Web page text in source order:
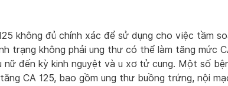
không đủ chính xác để sử dụng cho việc tầm
trạng không phải ung thư có thể làm tăng mức
nữ đến kỳ kinh nguyệt và u xơ tử cung. Một số
CA 125, bao gồm ung thư buồng trứng, nội